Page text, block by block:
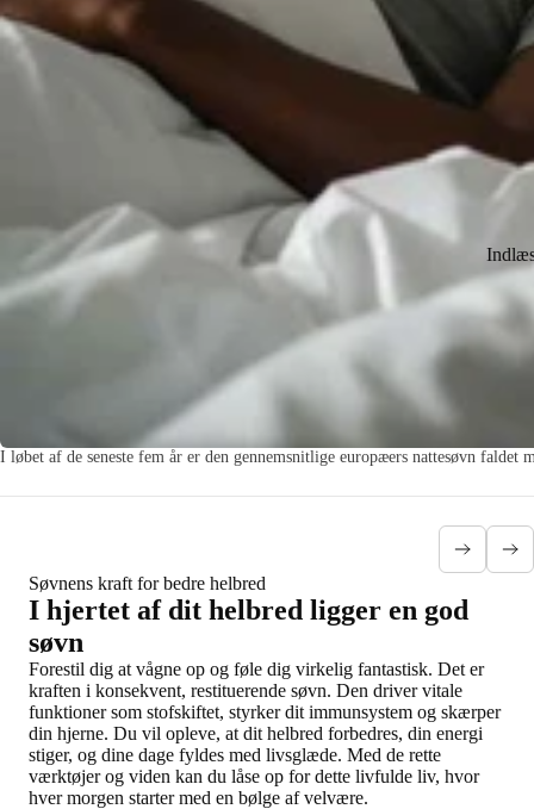
I løbet af de seneste fem år er den gennemsnitlige europæers nattesøvn
Søvnens kraft for bedre helbred
I hjertet af dit helbred ligger en god
søvn
Forestil dig at vågne op og føle dig virkelig fantastisk. Det er
kraften i konsekvent, restituerende søvn. Den driver vitale
funktioner som stofskiftet, styrker dit immunsystem og skærper
din hjerne. Du vil opleve, at dit helbred forbedres, din energi
stiger, og dine dage fyldes med livsglæde. Med de rette
værktøjer og viden kan du låse op for dette livfulde liv, hvor
hver morgen starter med en bølge af velvære.